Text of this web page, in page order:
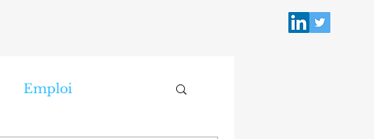
Emploi